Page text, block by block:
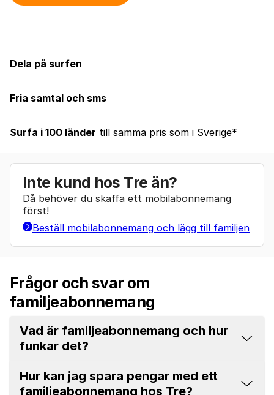
Dela på surfen
Fria samtal och sms
Surfa i 100 länder till samma pris som i Sverige*
Inte kund hos Tre än?
Då behöver du skaffa ett mobilabonnemang
först!
Beställ mobilabonnemang och lägg till familjen
Frågor och svar om
familjeabonnemang
Vad är familjeabonnemang och hur
funkar det?
Hur kan jag spara pengar med ett
familjeabonnemang hos Tre?